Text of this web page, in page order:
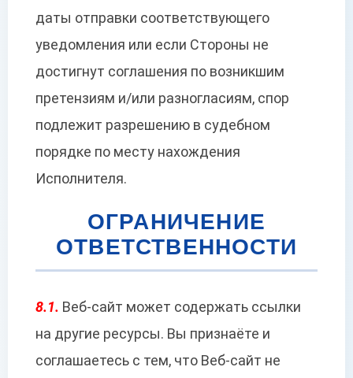
даты отправки соответствующего
уведомления или если Стороны не
достигнут соглашения по возникшим
претензиям и/или разногласиям, спор
подлежит разрешению в судебном
порядке по месту нахождения
Исполнителя.
ОГРАНИЧЕНИЕ
ОТВЕТСТВЕННОСТИ
8.1. Веб-сайт может содержать ссылки
на другие ресурсы. Вы признаёте и
соглашаетесь с тем, что Веб-сайт не